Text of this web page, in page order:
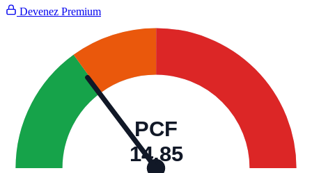
Devenez Premium
PCF
14,85